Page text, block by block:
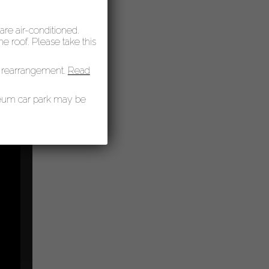
degli
della
air-conditioned.
roof. Please take this
Read
car park may be